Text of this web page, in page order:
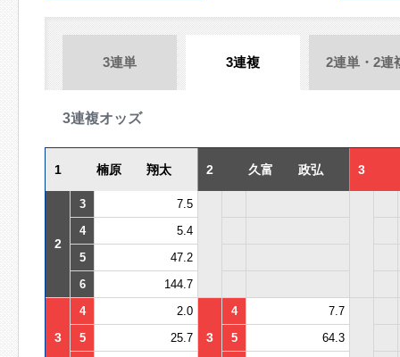
3連単 3連複 2連単・2連
3連複オッズ
1 楠原 翔太 2 久富 政弘 3
2
3
7.5
4
5.4
5
47.2
6
144.7
3
4 2.0
3
4
7.7
5
25.7 5
64.3